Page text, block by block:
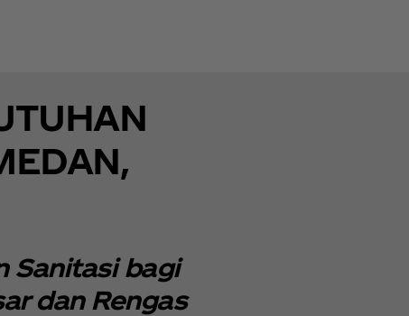
Sanitasi bagi
dan Rengas